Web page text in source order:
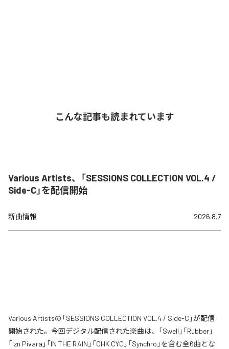
こんな記事も読まれています
Various Artists、「SESSIONS COLLECTION VOL.4 /
Side-C」を配信開始
新曲情報 2026.8.7
Various Artistsの「SESSIONS COLLECTION VOL.4 / Side-C」が配信
開始された。今回デジタル配信された楽曲は、「Swell」「Rubber」
「Izn Pivara」「IN THE RAIN」「CHK CYC」「Synchro」を含む全6曲とな